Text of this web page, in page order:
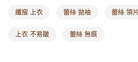
纖瘦 上衣 蕾絲 拋袖 蕾絲 領片
上衣 不易皺 蕾絲 無痕